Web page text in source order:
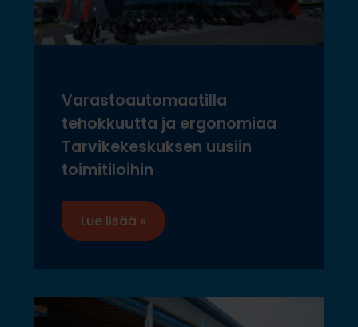
Varastoautomaatilla
tehokkuutta ja ergonomiaa
Tarvikekeskuksen uusiin
toimitiloihin
Lue lisää »